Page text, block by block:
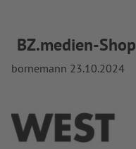
BZ.medien-Shop
bornemann 23.10.2024